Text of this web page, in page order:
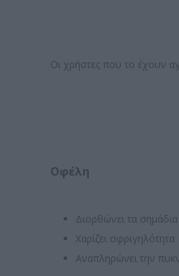
Οι χρήστες που το έχουν
Οφέλη
Διορθώνει τα σημάδια
Χαρίζει σφριγηλότητα
Αναπληρώνει την